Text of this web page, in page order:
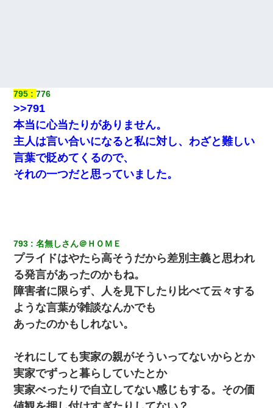
795 776
>>791
本当に心当たりがありません。
主人は言い合いになると私に対し、わざと難しい
言葉で貶めてくるので、
それの一つだと思っていました。
793 名無しさん＠ＨＯＭＥ
プライドはやたら高そうだから差別主義と思われ
る発言があったのかもね。
障害者に限らず、人を見下したり比べて云々する
ような言葉が雑談なんかでも
あったのかもしれない。
それにしても実家の親がそういってないからとか
実家でずっと暮らしていたとか
実家べったりで自立してない感じもする。その価